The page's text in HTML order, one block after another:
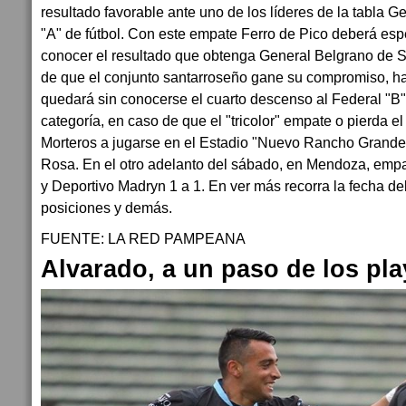
resultado favorable ante uno de los líderes de la tabla
"A" de fútbol. Con este empate Ferro de Pico deberá
conocer el resultado que obtenga General Belgrano de
de que el conjunto santarroseño gane su compromiso,
quedará sin conocerse el cuarto descenso al Federal
categoría, en caso de que el "tricolor" empate o pierda
Morteros a jugarse en el Estadio "Nuevo Rancho
Rosa. En el otro adelanto del sábado, en Mendoza,
y Deportivo Madryn 1 a 1. En ver más recorra la fecha
posiciones y demás.
FUENTE: LA RED PAMPEANA
Alvarado, a un paso de los